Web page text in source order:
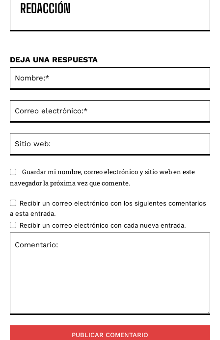
REDACCIÓN
DEJA UNA RESPUESTA
Guardar mi nombre, correo electrónico y sitio web en este
navegador la próxima vez que comente.
Recibir un correo electrónico con los siguientes comentarios
a esta entrada.
Recibir un correo electrónico con cada nueva entrada.